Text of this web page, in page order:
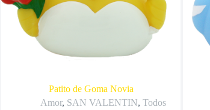
Patito de Goma Novia
Amor, SAN VALENTIN, Todos